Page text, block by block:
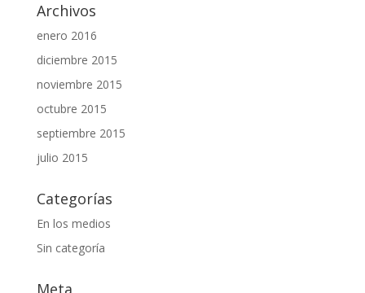
Archivos
enero 2016
diciembre 2015
noviembre 2015
octubre 2015
septiembre 2015
julio 2015
Categorías
En los medios
Sin categoría
Meta